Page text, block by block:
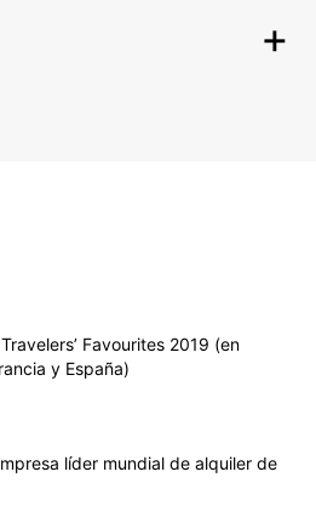
Favourites 2019 (en
y España)
líder mundial de alquiler de